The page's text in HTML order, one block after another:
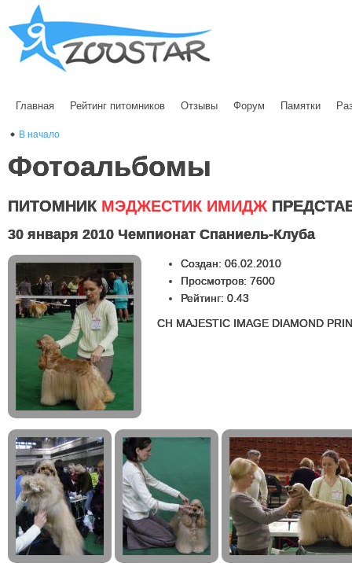
Главная Рейтинг питомников Отзывы Форум Памятки
В начало
Фотоальбомы
ПИТОМНИК МЭДЖЕСТИК ИМИДЖ
30 января 2010 Чемпионат Спаниель-Клуба
Создан: 06.02.2010
Просмотров: 7600
Рейтинг: 0.43
CH MAJESTIC IMAGE DIAMOND